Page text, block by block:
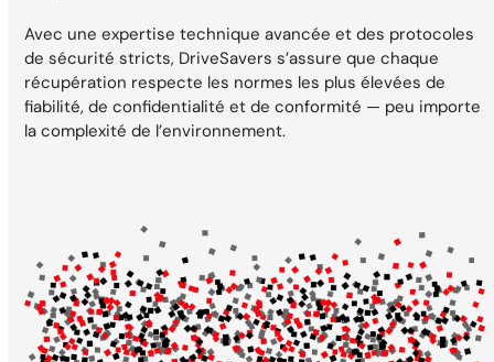
Avec une expertise technique avancée et des protocoles
de sécurité stricts, DriveSavers s’assure que chaque
récupération respecte les normes les plus élevées de
fiabilité, de confidentialité et de conformité — peu importe
la complexité de l’environnement.